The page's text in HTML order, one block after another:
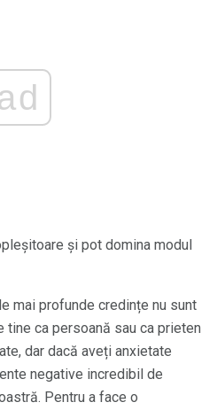
și pot domina modul
mai profunde credințe nu sunt
ca persoană sau ca prieten
dar dacă aveți anxietate
negative incredibil de
Pentru a face o